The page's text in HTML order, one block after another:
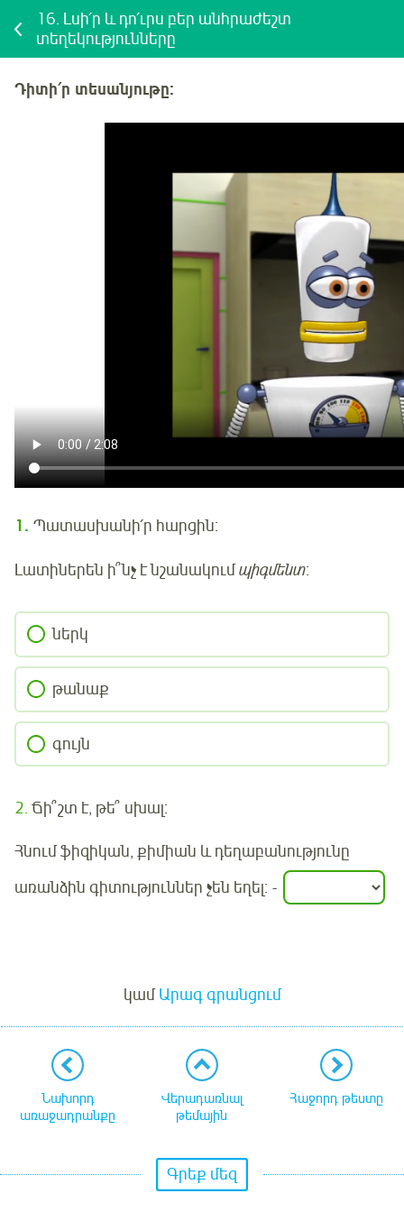
16. Լսի՛ր և դո՛ւրս բեր անհրաժեշտ
տեղեկությունները
Դիտի՛ր տեսանյութը:
1. Պատասխանի՛ր հարցին:
Լատիներեն ի՞նչ է նշանակումպիգմենտ:
ներկ
թանաք
գույն
2. Ճի՞շտ է, թե՞ սխալ:
Հնում ֆիզիկան, քիմիան և դեղաբանությունը
առանձին գիտություններ չեն եղել: -
կամԱրագ գրանցում
Նախորդ
առաջադրանքը
Վերադառնալ
թեմային
Հաջորդ թեստը
Գրեք մեզ